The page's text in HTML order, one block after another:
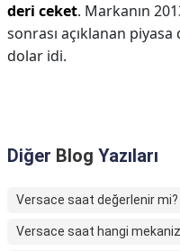
deri ceket. Markanın
sonrası açıklanan
dolar idi.
Diğer Blog Yazıları
Versace saat değerlenir mi?
Versace saat hangi